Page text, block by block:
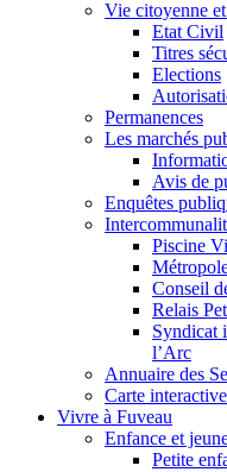
Vie citoyenne
Etat Civil
Titres
Elections
Permanences
Les marchés
Avis de
Enquêtes
Piscine
Conseil
Relais
Syndicat
l’Arc
Annuaire des
Carte interactive
Vivre à Fuveau
Enfance et
Petite